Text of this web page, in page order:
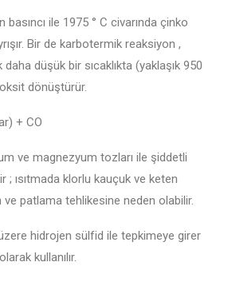
ile 1975 ° C civarında çinko
Bir de karbotermik reaksiyon ,
daha düşük bir sıcaklıkta (yaklaşık 950
dönüştürür.
+ CO
ve magnezyum tozları ile şiddetli
; ısıtmada klorlu kauçuk ve keten
ve patlama tehlikesine neden olabilir.
hidrojen sülfid ile tepkimeye girer
kullanılır.